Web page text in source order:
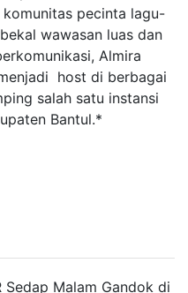
pecinta lagu-
wawasan luas dan
Almira
host di berbagai
salah satu instansi
Bantul.*